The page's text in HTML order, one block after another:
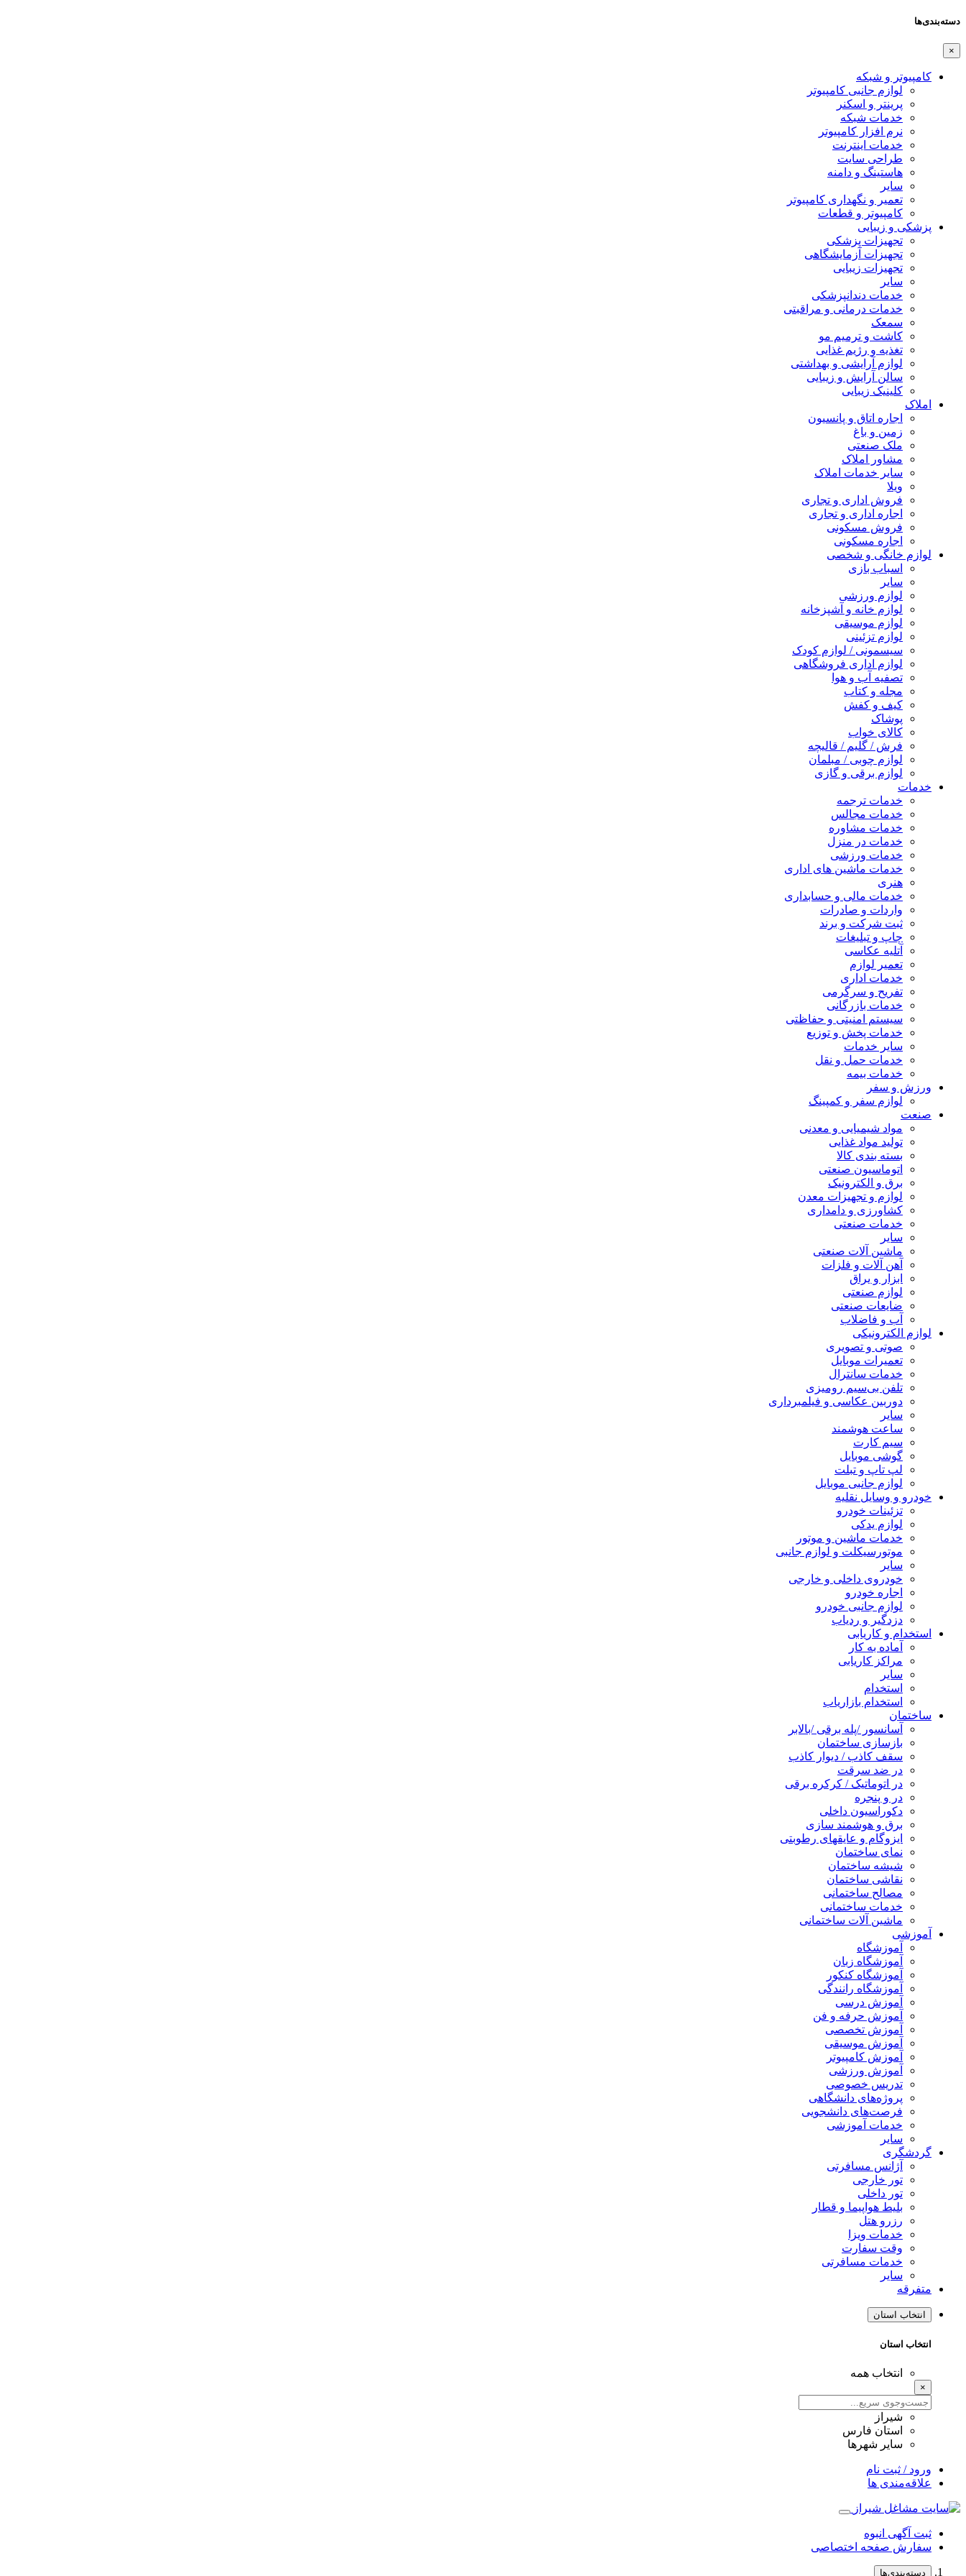
دسته‌بندی‌ها
×
کامپیوتر و شبکه
لوازم جانبی کامپیوتر
پرینتر و اسکنر
خدمات شبکه
نرم افزار کامپیوتر
خدمات اینترنت
طراحی سایت
هاستینگ و دامنه
سایر
تعمیر و نگهداری کامپیوتر
کامپیوتر و قطعات
پزشکی و زیبایی
تجهیزات پزشکی
تجهیزات آزمایشگاهی
تجهیزات زیبایی
سایر
خدمات دندانپزشکی
خدمات درمانی و مراقبتی
سمعک
کاشت و ترمیم مو
تغذیه و رژیم غذایی
لوازم آرایشی و بهداشتی
سالن آرایش و زیبایی
کلینیک زیبایی
املاک
اجاره اتاق و پانسیون
زمین و باغ
ملک صنعتی
مشاور املاک
سایر خدمات املاک
ویلا
فروش اداری و تجاری
اجاره اداری و تجاری
فروش مسکونی
اجاره مسکونی
لوازم خانگی و شخصی
اسباب بازی
سایر
لوازم ورزشی
لوازم خانه و آشپزخانه
لوازم موسیقی
لوازم تزئینی
سیسمونی / لوازم کودک
لوازم اداری فروشگاهی
تصفیه آب و هوا
مجله و کتاب
کیف و کفش
پوشاک
کالای خواب
فرش / گلیم / قالیچه
لوازم چوبی / مبلمان
لوازم برقی و گازی
خدمات
خدمات ترجمه
خدمات مجالس
خدمات مشاوره
خدمات در منزل
خدمات ورزشی
خدمات ماشین های اداری
هنری
خدمات مالی و حسابداری
واردات و صادرات
ثبت شرکت و برند
چاپ و تبلیغات
آتلیه عکاسی
تعمیر لوازم
خدمات اداری
تفریح و سرگرمی
خدمات بازرگانی
سیستم امنیتی و حفاظتی
خدمات پخش و توزیع
سایر خدمات
خدمات حمل و نقل
خدمات بیمه
ورزش و سفر
لوازم سفر و کمپینگ
صنعت
مواد شیمیایی و معدنی
تولید مواد غذایی
بسته بندی کالا
اتوماسیون صنعتی
برق و الکترونیک
لوازم و تجهیزات معدن
کشاورزی و دامداری
خدمات صنعتی
سایر
ماشین آلات صنعتی
آهن آلات و فلزات
ابزار و یراق
لوازم صنعتی
ضایعات صنعتی
آب و فاضلاب
لوازم الکترونیکی
صوتی و تصویری
تعمیرات موبایل
خدمات سانترال
تلفن بی‌سیم رومیزی
دوربین عکاسی و فیلمبرداری
سایر
ساعت هوشمند
سیم کارت
گوشی موبایل
لپ تاپ و تبلت
لوازم جانبی موبایل
خودرو و وسایل نقلیه
تزئینات خودرو
لوازم یدکی
خدمات ماشین و موتور
موتورسیکلت و لوازم جانبی
سایر
خودروی داخلی و خارجی
اجاره خودرو
لوازم جانبی خودرو
دزدگیر و ردیاب
استخدام و کاریابی
آماده به کار
مراکز کاریابی
سایر
استخدام
استخدام بازاریاب
ساختمان
آسانسور /پله برقی /بالابر
بازسازی ساختمان
سقف کاذب / دیوار کاذب
در ضد سرقت
در اتوماتیک / کرکره برقی
در و پنجره
دکوراسیون داخلی
برق و هوشمند سازی
ایزوگام و عایقهای رطوبتی
نمای ساختمان
شیشه ساختمان
نقاشی ساختمان
مصالح ساختمانی
خدمات ساختمانی
ماشین آلات ساختمانی
آموزشی
آموزشگاه
آموزشگاه زبان
آموزشگاه کنکور
آموزشگاه رانندگی
آموزش درسی
آموزش حرفه و فن
آموزش تخصصی
آموزش موسیقی
آموزش کامپیوتر
آموزش ورزشی
تدریس خصوصی
پروژه‌های دانشگاهی
فرصت‌های دانشجویی
خدمات آموزشی
سایر
گردشگری
آژانس مسافرتی
تور خارجی
تور داخلی
بلیط هواپیما و قطار
رزرو هتل
خدمات ویزا
وقت سفارت
خدمات مسافرتی
سایر
متفرقه
انتخاب استان
انتخاب استان
انتخاب همه
×
شیراز
استان فارس
سایر شهرها
ورود / ثبت نام
علاقه‌مندی ها
ثبت آگهی انبوه
سفارش صفحه اختصاصی
دسته‌بندی‌ها